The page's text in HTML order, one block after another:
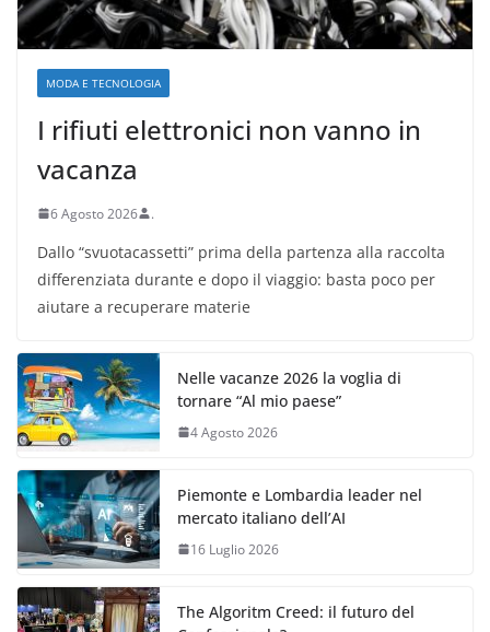
MODA E TECNOLOGIA
I rifiuti elettronici non vanno in
vacanza
6 Agosto 2026 .
Dallo “svuotacassetti” prima della partenza alla raccolta
differenziata durante e dopo il viaggio: basta poco per
aiutare a recuperare materie
Nelle vacanze 2026 la voglia di
tornare “Al mio paese”
4 Agosto 2026
Piemonte e Lombardia leader nel
mercato italiano dell’AI
16 Luglio 2026
The Algoritm Creed: il futuro del